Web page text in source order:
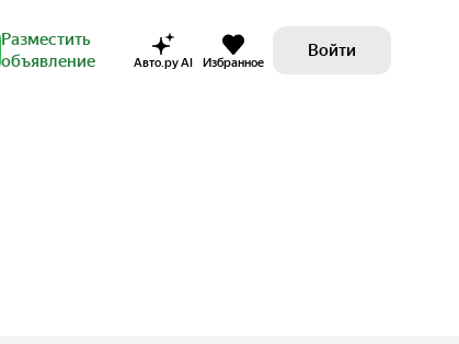
Разместить
объявление
Авто.ру AI Избранное
Войти